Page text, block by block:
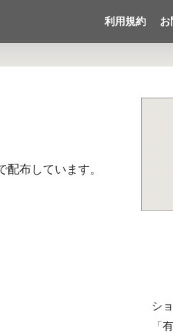
利用規約 お
布しています。
シ
「